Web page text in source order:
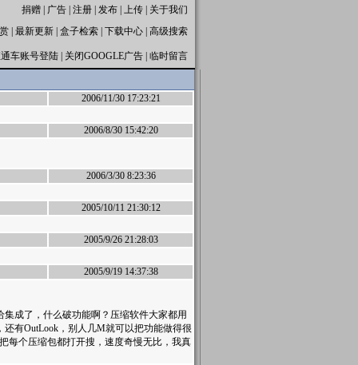
捐赠 广告 注册 发布 上传
关于我们
最新更新 盒子检索 下载中心 高级搜索
车账号登陆 关闭GOOGLE广告 临时留言
2006/11/30 17:23:21
2006/8/30 15:42:20
2006/3/30 8:23:36
2005/10/11 21:30:12
2005/9/26 21:28:03
2005/9/19 14:37:38
成了，什么破功能啊？压缩软件大家都用
有OutLook，别人几M就可以把功能做得很
每个压缩包都打开搜，速度奇慢无比，我真